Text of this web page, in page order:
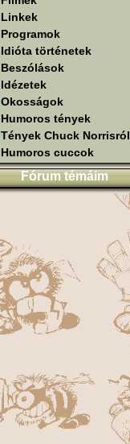
Linkek
Programok
Idióta történetek
Beszólások
Idézetek
Okosságok
Humoros tények
Tények Chuck Norrisról
Humoros cuccok
Fórum témáim